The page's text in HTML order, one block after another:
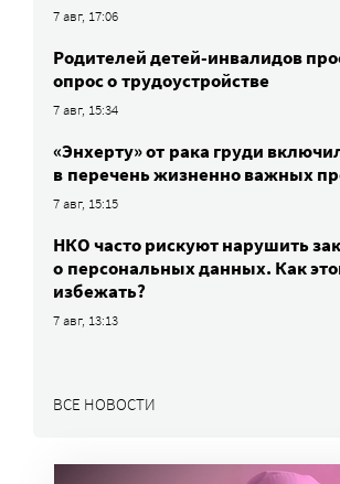
7 авг, 17:06
Родителей детей-инвалидов
опрос о трудоустройстве
7 авг, 15:34
«Энхерту» от рака груди
в перечень жизненно важных
7 авг, 15:15
НКО часто рискуют нарушить
о персональных данных. Как
избежать?
7 авг, 13:13
ВСЕ НОВОСТИ